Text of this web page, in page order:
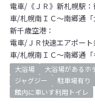
電車/《ＪＲ》新札幌駅
車/札幌南ＩＣ～南郷通「
新千歳空港：
電車/ＪＲ快速エアポー
車/札幌南ＩＣ～南郷通「
大浴場 大浴場があるホ
ジャグジー
駐車場有り
館内に車いす利用トイレ